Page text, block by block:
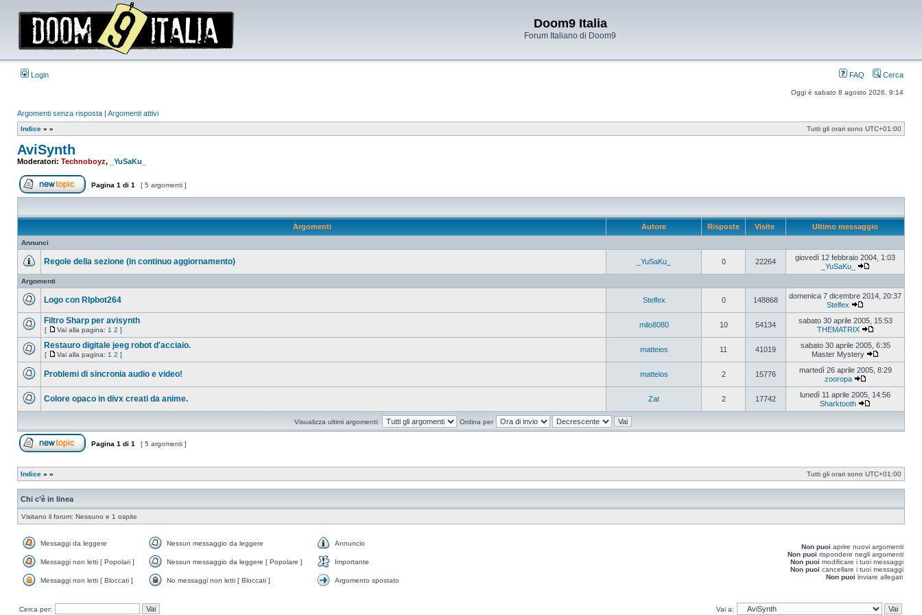
Doom9 Italia
Forum Italiano di Doom9
Login FAQ Cerca
Oggi è sabato 8 agosto 2026, 9:14
Argomenti senza risposta | Argomenti attivi
Indice » » Tutti gli orari sono UTC+01:00
AviSynth
Moderatori: Technoboyz, _YuSaKu_
Apri un nuovo argomento
Pagina 1 di 1 [ 5 argomenti ]
Argomenti Autore Risposte Visite Ultimo messaggio
Annunci
messaggio
da
Regole della sezione (in continuo aggiornamento) _YuSaKu_ 0 22264
giovedì 12 febbraio 2004, 1:03
_YuSaKu_
Vedi
messaggio
Argomenti
messaggio
leggere
Logo con RIpbot264 Stelfex 0 148868
domenica 7 dicembre 2014, 20:37
Stelfex
Vedi
ultimo
messaggio
Nessun
messaggio
leggere
Filtro Sharp per avisynth
[
Vai
alla
pagina
Vai alla pagina: 1 2 ]
milo8080 10 54134
sabato 30 aprile 2005, 15:53
THEMATRIX
Vedi
ultimo
messaggio
Nessun
Restauro digitale jeeg robot d'acciaio.
[
Vai
pagina
Vai alla pagina: 1 2 ]
matteios 11 41019
sabato 30 aprile 2005, 6:35
Master Mystery
Vedi
ultimo
Problemi di sincronia audio e video! matteios 2 15776
martedì 26 aprile 2005, 8:29
zooropa
Vedi
ultimo
messaggio
leggere
Colore opaco in divx creati da anime. Zat 2 17742
lunedì 11 aprile 2005, 14:56
Sharktooth
Vedi
Visualizza ultimi argomenti: Ordina per
Pagina 1 di 1 [ 5 argomenti ]
Indice » » Tutti gli orari sono UTC+01:00
Chi c’è in linea
Visitano il forum: Nessuno e 1 ospite
da
Messaggi da leggere
messaggio
Nessun messaggio da leggere
Annuncio
non
]
Messaggi non letti [ Popolari ]
messaggio
Nessun messaggio da leggere [ Popolare ]
Importante
[
Messaggi non letti [ Bloccati ]
No messaggi non letti [ Bloccati ]
Argomento spostato
Non puoi aprire nuovi argomenti
Non puoi rispondere negli argomenti
Non puoi modificare i tuoi messaggi
Non puoi cancellare i tuoi messaggi
Non puoi inviare allegati
Cerca per: Vai a: